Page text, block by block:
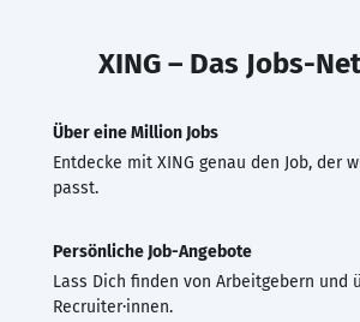
XING – Das Jobs-
Über eine Million Jobs
Entdecke mit XING genau den Job, der
passt.
Persönliche Job-Angebote
Lass Dich finden von Arbeitgebern und
Recruiter·innen.